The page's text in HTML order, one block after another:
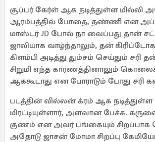
சூப்பர் கேர்ள் ஆக நடித்துள்ள மில்லி
ஆரம்பத்தில் போதை, தண்ணி என
மாஸ்டர் JD போல் நா வைப்பது தான்
ஜாலியாக வாழ்ந்தாலும், தன்
கிளம்பி அடித்து தும்சம் செய்தும் சரி
சிறுமி எந்த காரணத்தினாலும்
ஆககூடாது என போராடும் போது சரி
படத்தின் வில்லன் க்ரம் ஆக
மிரட்டியுள்ளார், அளவான பேச்சு.
குணம் என அவர் பங்கையும் சிறப்பாக
அதோடு ஜாசன் மோமா சிறப்பு